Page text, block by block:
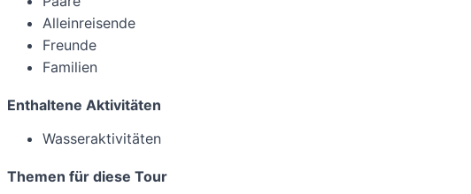
Alleinreisende
Freunde
Familien
Enthaltene Aktivitäten
Wasseraktivitäten
Themen für diese Tour